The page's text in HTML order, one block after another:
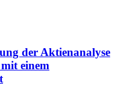
der Aktienanalyse
einem